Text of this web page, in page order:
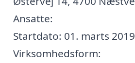
Ansatte:
Startdato: 01. marts
Virksomhedsform: